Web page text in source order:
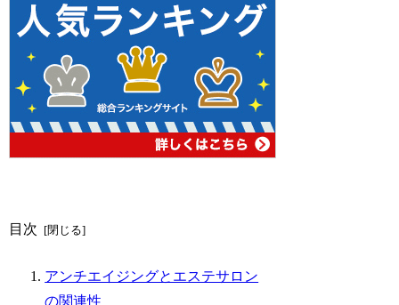
目次
アンチエイジングとエステサロン
の関連性